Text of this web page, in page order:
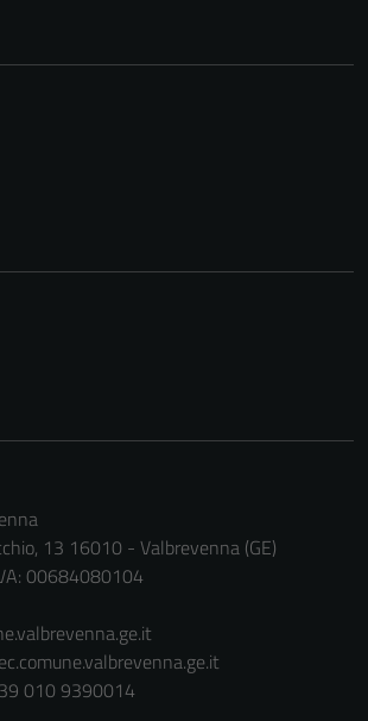
13 16010 - Valbrevenna (GE)
00684080104
010 9390014